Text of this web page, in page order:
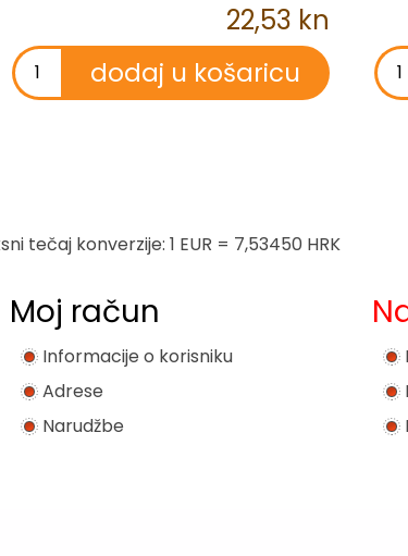
22,53 kn
tečaj konverzije: 1 EUR = 7,53450 HRK
Moj račun
Informacije o korisniku
Adrese
Narudžbe